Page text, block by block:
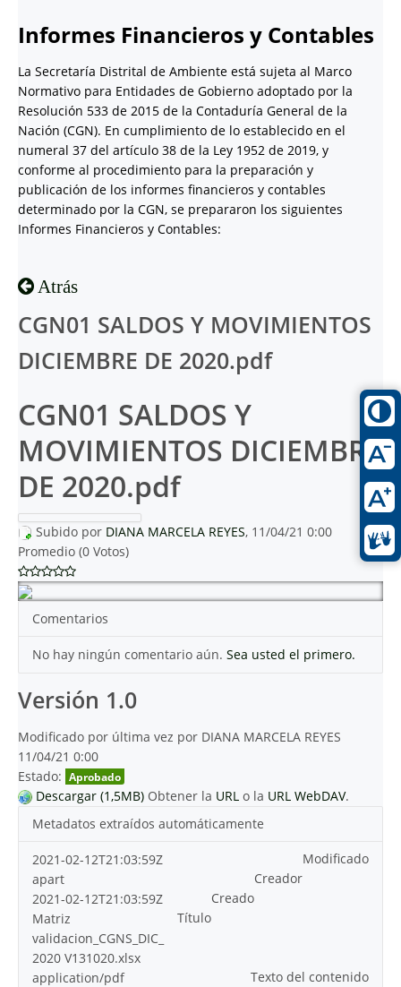
Informes Financieros y Contables
La Secretaría Distrital de Ambiente está sujeta al Marco
Normativo para Entidades de Gobierno adoptado por la
Resolución 533 de 2015 de la Contaduría General de la
Nación (CGN). En cumplimiento de lo establecido en el
numeral 37 del artículo 38 de la Ley 1952 de 2019, y
conforme al procedimiento para la preparación y
publicación de los informes financieros y contables
determinado por la CGN, se prepararon los siguientes
Informes Financieros y Contables:
Atrás
CGN01 SALDOS Y MOVIMIENTOS
DICIEMBRE DE 2020.pdf
CGN01 SALDOS Y
MOVIMIENTOS DICIEMBRE
DE 2020.pdf
Subido por DIANA MARCELA REYES, 11/04/21 0:00
Promedio (0 Votos)
Comentarios
No hay ningún comentario aún. Sea usted el primero.
Versión 1.0
Modificado por última vez por DIANA MARCELA REYES
11/04/21 0:00
Estado: Aprobado
Descargar (1,5MB) Obtener la URL o la URL WebDAV.
Metadatos extraídos automáticamente
Modificado
2021-02-12T21:03:59Z
Creador
apart
Creado
2021-02-12T21:03:59Z
Título
Matriz
validacion_CGNS_DIC_
2020 V131020.xlsx
Texto del contenido
application/pdf